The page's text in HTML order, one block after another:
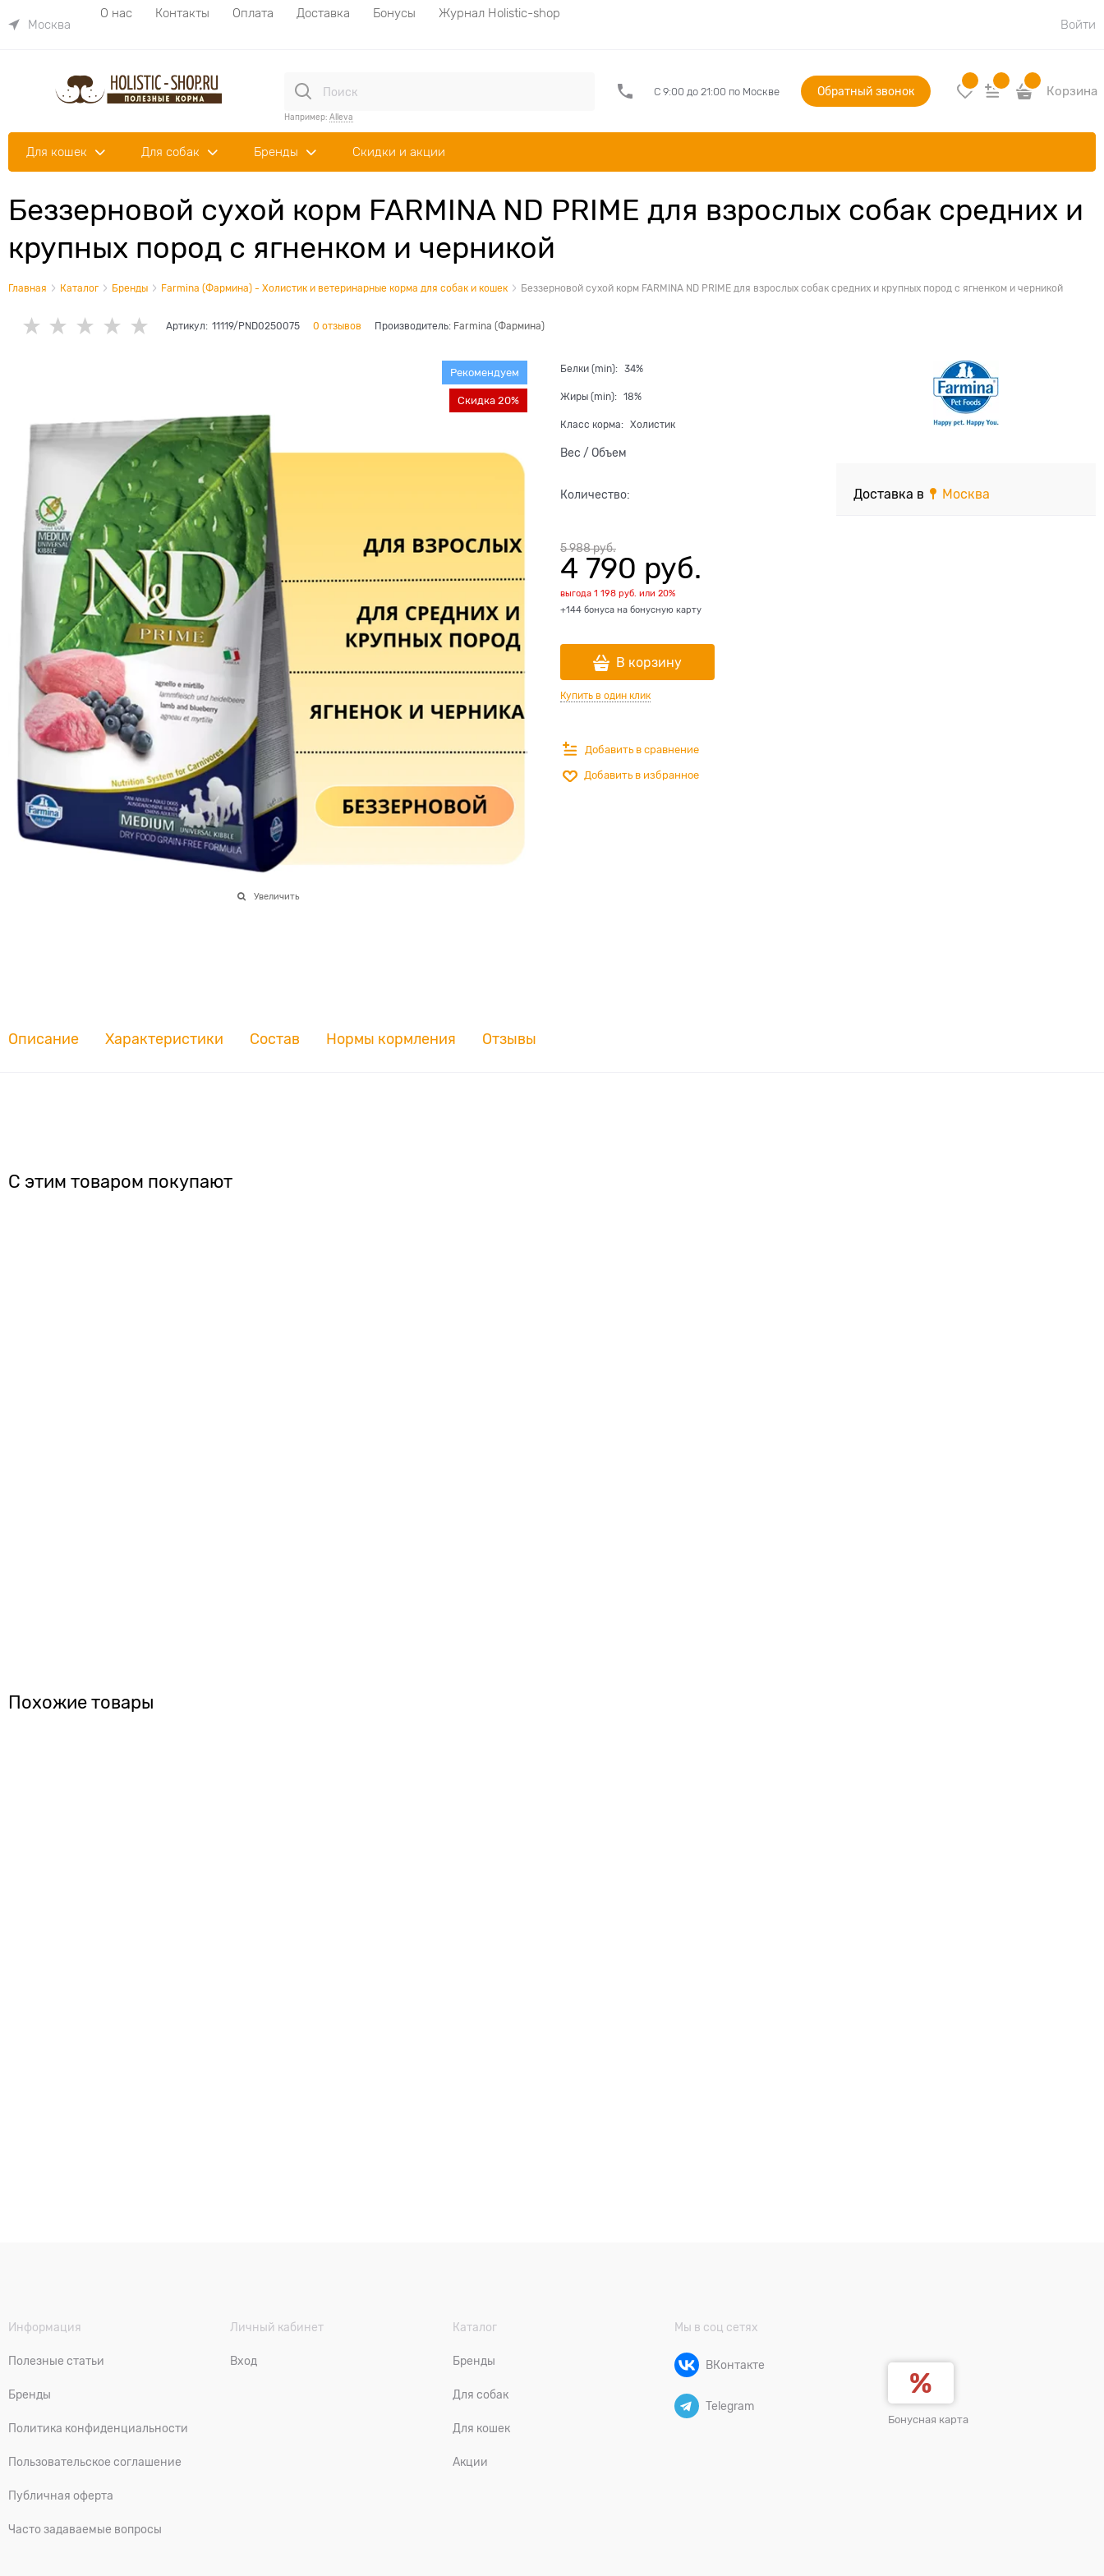
Москва
О нас Контакты Оплата Доставка Бонусы
Журнал Holistic-shop
Войти
Например: Alleva
С 9:00 до 21:00 по Москве Обратный звонок Корзина
Для кошек Для собак Бренды Скидки и акции
Беззерновой cухой корм FARMINA ND PRIME для взрослых собак средних и
крупных пород с ягненком и черникой
Главная Каталог Бренды Farmina (Фармина) - Холистик и ветеринарные корма для собак и кошек Беззерновой cухой корм FARMINA ND PRIME для взрослых собак средних и крупных пород с ягненком и черникой
Артикул: 11119/PND0250075 0 отзывов Производитель: Farmina (Фармина)
Рекомендуем
Скидка 20%
Увеличить
Белки (min): 34%
Жиры (min): 18%
Класс корма: Холистик
Вес / Объем
Количество:
5 988 руб.
4 790 руб.
выгода 1 198 руб. или 20%
+144 бонуса на бонусную карту
В корзину
Купить в один клик
Добавить в сравнение
Добавить в избранное
Доставка в Москва
Описание Характеристики Состав Нормы кормления Отзывы
С этим товаром покупают
Похожие товары
Информация
Полезные статьи
Бренды
Политика конфиденциальности
Пользовательское соглашение
Публичная оферта
Часто задаваемые вопросы
Личный кабинет
Вход
Каталог
Бренды
Для собак
Для кошек
Акции
Мы в соц сетях
ВКонтакте
Telegram
Бонусная карта